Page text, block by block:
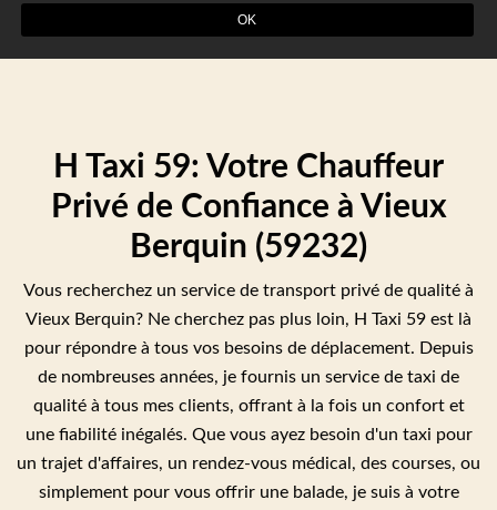
H Taxi 59: Votre Chauffeur
Privé de Confiance à Vieux
Berquin (59232)
Vous recherchez un service de transport privé de qualité à
Vieux Berquin? Ne cherchez pas plus loin, H Taxi 59 est là
pour répondre à tous vos besoins de déplacement. Depuis
de nombreuses années, je fournis un service de taxi de
qualité à tous mes clients, offrant à la fois un confort et
une fiabilité inégalés. Que vous ayez besoin d'un taxi pour
un trajet d'affaires, un rendez-vous médical, des courses, ou
simplement pour vous offrir une balade, je suis à votre